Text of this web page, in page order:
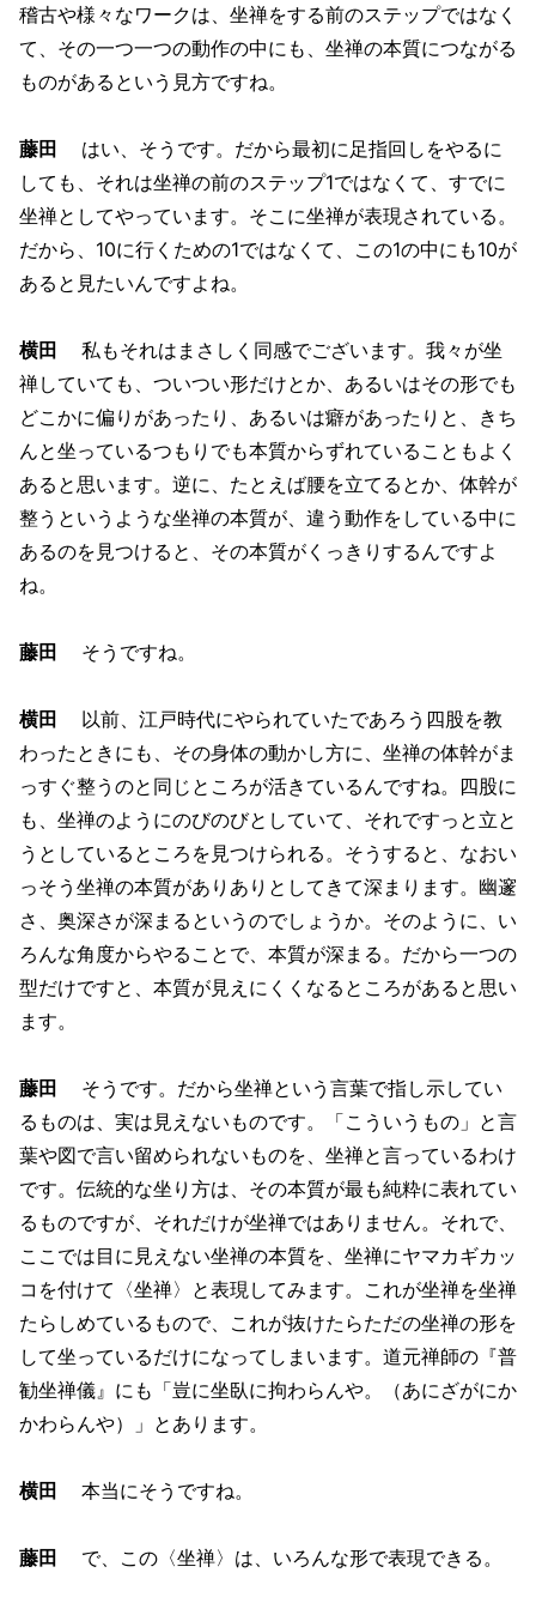
稽古や様々なワークは、坐禅をする前のステップではなく
て、その一つ一つの動作の中にも、坐禅の本質につながる
ものがあるという見方ですね。
藤田 はい、そうです。だから最初に足指回しをやるに
しても、それは坐禅の前のステップ1ではなくて、すでに
坐禅としてやっています。そこに坐禅が表現されている。
だから、10に行くための1ではなくて、この1の中にも10が
あると見たいんですよね。
横田 私もそれはまさしく同感でございます。我々が坐
禅していても、ついつい形だけとか、あるいはその形でも
どこかに偏りがあったり、あるいは癖があったりと、きち
んと坐っているつもりでも本質からずれていることもよく
あると思います。逆に、たとえば腰を立てるとか、体幹が
整うというような坐禅の本質が、違う動作をしている中に
あるのを見つけると、その本質がくっきりするんですよ
ね。
藤田 そうですね。
横田 以前、江戸時代にやられていたであろう四股を教
わったときにも、その身体の動かし方に、坐禅の体幹がま
っすぐ整うのと同じところが活きているんですね。四股に
も、坐禅のようにのびのびとしていて、それですっと立と
うとしているところを見つけられる。そうすると、なおい
っそう坐禅の本質がありありとしてきて深まります。幽邃
さ、奥深さが深まるというのでしょうか。そのように、い
ろんな角度からやることで、本質が深まる。だから一つの
型だけですと、本質が見えにくくなるところがあると思い
ます。
藤田 そうです。だから坐禅という言葉で指し示してい
るものは、実は見えないものです。「こういうもの」と言
葉や図で言い留められないものを、坐禅と言っているわけ
です。伝統的な坐り方は、その本質が最も純粋に表れてい
るものですが、それだけが坐禅ではありません。それで、
ここでは目に見えない坐禅の本質を、坐禅にヤマカギカッ
コを付けて〈坐禅〉と表現してみます。これが坐禅を坐禅
たらしめているもので、これが抜けたらただの坐禅の形を
して坐っているだけになってしまいます。道元禅師の『普
勧坐禅儀』にも「豈に坐臥に拘わらんや。（あにざがにか
かわらんや）」とあります。
横田 本当にそうですね。
藤田 で、この〈坐禅〉は、いろんな形で表現できる。